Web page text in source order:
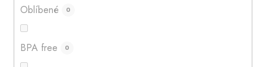
Oblíbené 0
BPA free 0